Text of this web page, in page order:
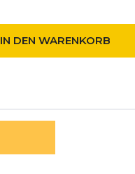
IN DEN WARENKORB